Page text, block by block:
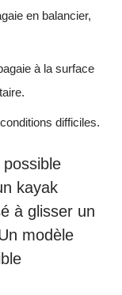
en balancier,
à la surface
difficiles.
kayak
à glisser un
modèle